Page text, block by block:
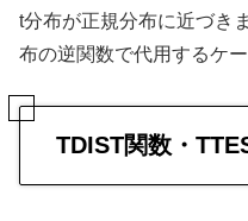
t分布が正規分布に近づき
布の逆関数で代用するケー
TDIST関数・